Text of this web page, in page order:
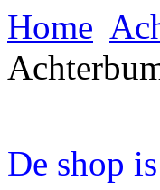
Home
De shop